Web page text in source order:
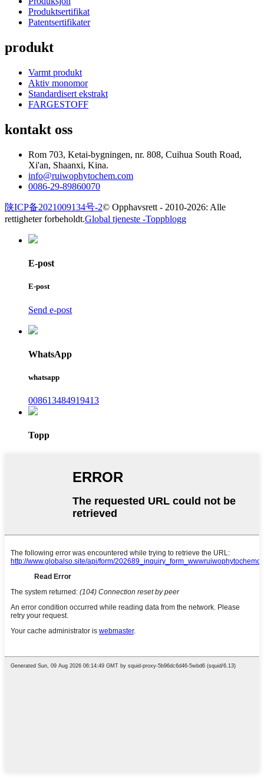
Produktsertifikat
Patentsertifikater
produkt
Varmt produkt
Aktiv monomor
Standardisert ekstrakt
FARGESTOFF
kontakt oss
Rom 703, Ketai-bygningen, nr. 808, Cuihua South Road,
Xi'an, Shaanxi, Kina.
info@ruiwophytochem.com
0086-29-89860070
陕ICP备2021009134号-2© Opphavsrett - 2010-2026: Alle
rettigheter forbeholdt.Global tjeneste -Toppblogg
E-post
E-post
Send e-post
WhatsApp
whatsapp
008613484919413
Topp